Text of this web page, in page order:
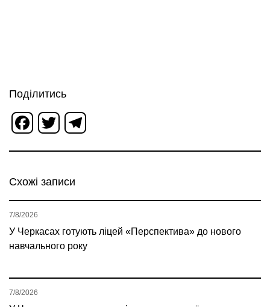
Поділитись
Facebook
Twitter
Схожі записи
У Черкасах готують ліцей «Перспектива» до нового
навчального року
7/8/2026
7/8/2026